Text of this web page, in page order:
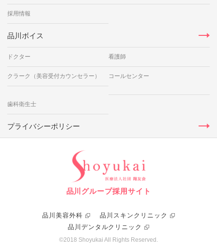
採用情報
品川ボイス
ドクター 看護師
クラーク（美容受付カウンセラー） コールセンター
歯科衛生士
プライバシーポリシー
品川グループ採用サイト
品川美容外科
品川スキンクリニック
品川デンタルクリニック
©2018 Shoyukai All Rights Reserved.